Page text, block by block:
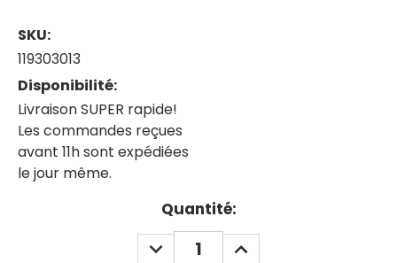
SKU:
119303013
Disponibilité:
Livraison SUPER rapide!
Les commandes reçues
avant 11h sont expédiées
le jour même.
Quantité:
DECREASE
QUANTITY:
INCREASE
QUANTITY: